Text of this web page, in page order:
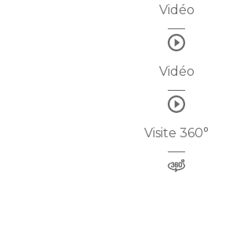
Vidéo
Vidéo
Visite 360°